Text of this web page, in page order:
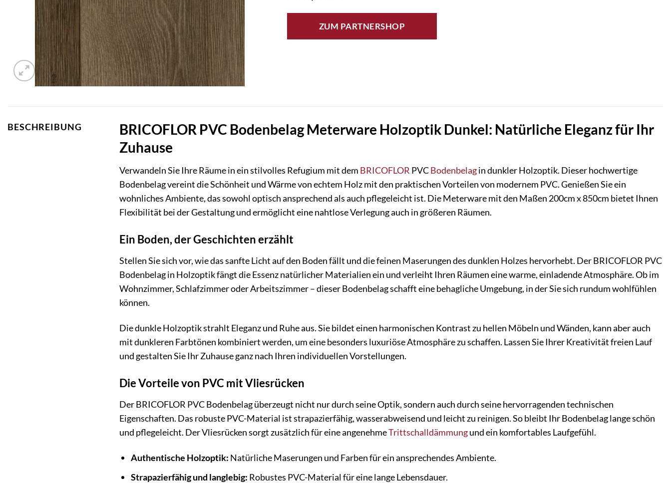
ZUM PARTNERSHOP
BESCHREIBUNG
BRICOFLOR PVC Bodenbelag Meterware Holzoptik Dunkel: Natürliche Eleganz für Ihr
Zuhause
Verwandeln Sie Ihre Räume in ein stilvolles Refugium mit dem BRICOFLOR PVCBodenbelagin dunkler Holzoptik. Dieser hochwertige
Bodenbelag vereint die Schönheit und Wärme von echtem Holz mit den praktischen Vorteilen von modernem PVC. Genießen Sie ein
wohnliches Ambiente, das sowohl optisch ansprechend als auch pflegeleicht ist. Die Meterware mit den Maßen 200cm x 850cm bietet Ihnen
Flexibilität bei der Gestaltung und ermöglicht eine nahtlose Verlegung auch in größeren Räumen.
Ein Boden, der Geschichten erzählt
Stellen Sie sich vor, wie das sanfte Licht auf den Boden fällt und die feinen Maserungen des dunklen Holzes hervorhebt. Der BRICOFLOR PVC
Bodenbelag in Holzoptik fängt die Essenz natürlicher Materialien ein und verleiht Ihren Räumen eine warme, einladende Atmosphäre. Ob im
Wohnzimmer, Schlafzimmer oder Arbeitszimmer – dieser Bodenbelag schafft eine behagliche Umgebung, in der Sie sich rundum wohlfühlen
können.
Die dunkle Holzoptik strahlt Eleganz und Ruhe aus. Sie bildet einen harmonischen Kontrast zu hellen Möbeln und Wänden, kann aber auch
mit dunkleren Farbtönen kombiniert werden, um eine besonders luxuriöse Atmosphäre zu schaffen. Lassen Sie Ihrer Kreativität freien Lauf
und gestalten Sie Ihr Zuhause ganz nach Ihren individuellen Vorstellungen.
Die Vorteile von PVC mit Vliesrücken
Der BRICOFLOR PVC Bodenbelag überzeugt nicht nur durch seine Optik, sondern auch durch seine hervorragenden technischen
Eigenschaften. Das robuste PVC-Material ist strapazierfähig, wasserabweisend und leicht zu reinigen. So bleibt Ihr Bodenbelag lange schön
und pflegeleicht. Der Vliesrücken sorgt zusätzlich für eine angenehmeTrittschalldämmungund ein komfortables Laufgefühl.
Authentische Holzoptik: Natürliche Maserungen und Farben für ein ansprechendes Ambiente.
Strapazierfähig und langlebig: Robustes PVC-Material für eine lange Lebensdauer.